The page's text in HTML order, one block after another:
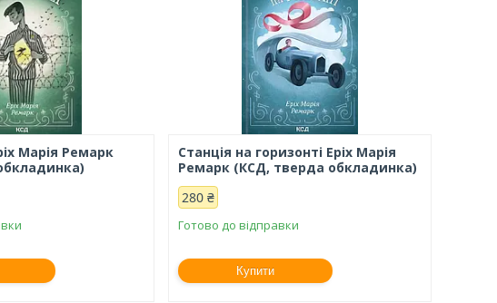
Марія Ремарк
Станція на горизонті Еріх Марія
Ремарк (КСД, тверда обкладинка)
280 ₴
Готово до відправки
Купити